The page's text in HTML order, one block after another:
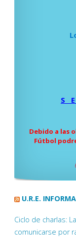
S
Debido a las
Fútbol
U.R.E. INFORMA
Ciclo de charlas:
comunicarse por